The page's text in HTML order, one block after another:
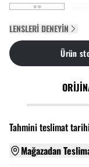
LENSLERI DENEYIN
Ürün
Tahmini teslimat
Mağazadan